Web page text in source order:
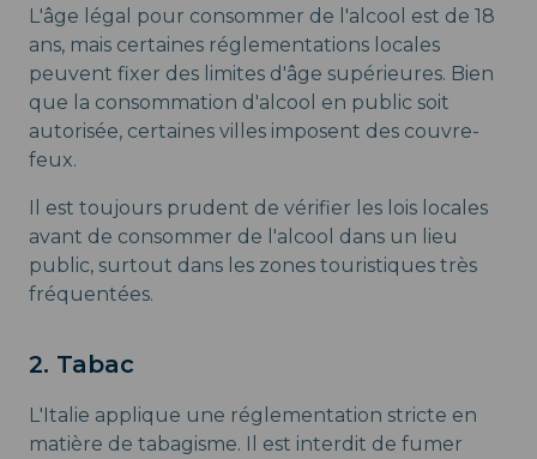
L'âge légal pour consommer de l'alcool est de 18
ans, mais certaines réglementations locales
peuvent fixer des limites d'âge supérieures. Bien
que la consommation d'alcool en public soit
autorisée, certaines villes imposent des couvre-
feux.
Il est toujours prudent de vérifier les lois locales
avant de consommer de l'alcool dans un lieu
public, surtout dans les zones touristiques très
fréquentées.
2. Tabac
L'Italie applique une réglementation stricte en
matière de tabagisme. Il est interdit de fumer